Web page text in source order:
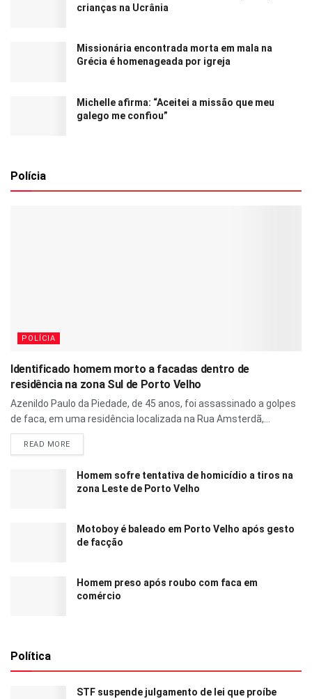
crianças na Ucrânia
Missionária encontrada morta em mala na
Grécia é homenageada por igreja
Michelle afirma: “Aceitei a missão que meu
galego me confiou”
Polícia
POLÍCIA
Identificado homem morto a facadas dentro de
residência na zona Sul de Porto Velho
Azenildo Paulo da Piedade, de 45 anos, foi assassinado a golpes
de faca, em uma residência localizada na Rua Amsterdã,...
READ MORE
Homem sofre tentativa de homicídio a tiros na
zona Leste de Porto Velho
Motoboy é baleado em Porto Velho após gesto
de facção
Homem preso após roubo com faca em
comércio
Política
STF suspende julgamento de lei que proíbe